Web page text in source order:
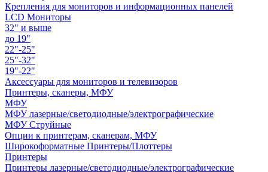
Крепления для мониторов и информационных панелей
LCD Мониторы
32" и выше
до 19"
22"-25"
25"-32"
19"-22"
Аксессуары для мониторов и телевизоров
Принтеры, сканеры, МФУ
МФУ
МФУ лазерные/светодиодные/электрографические
МФУ Струйные
Опции к принтерам, сканерам, МФУ
Широкоформатные Принтеры/Плоттеры
Принтеры
Принтеры лазерные/светодиодные/электрографические